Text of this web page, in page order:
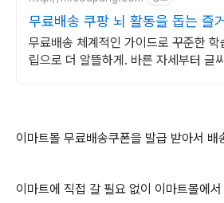
무료배송 쿠팡 뇌 활동을 돕는 즐
무료배송 체계적인 가이드로 꾸준한 학
립으로 더 알뜰하게. 바른 자세부터 글
이마트몰 무료배송쿠폰을 발급 받아서 배
이마트에 직접 갈 필요 없이 이마트몰에